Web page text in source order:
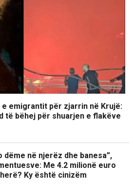
e emigrantit për zjarrin në Krujë:
të bëhej për shuarjen e flakëve
në njerëz dhe banesa”,
Me 4.2 milionë euro
Ky është cinizëm